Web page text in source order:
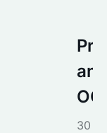
30